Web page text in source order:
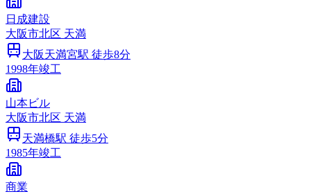
日成建設
大阪市北区 天満
大阪天満宮駅 徒歩8分
1998年竣工
山本ビル
大阪市北区 天満
天満橋駅 徒歩5分
1985年竣工
商業